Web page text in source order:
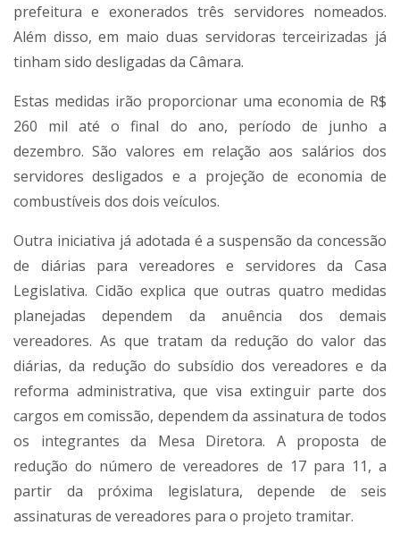
prefeitura e exonerados três servidores nomeados.
Além disso, em maio duas servidoras terceirizadas já
tinham sido desligadas da Câmara.
Estas medidas irão proporcionar uma economia de R$
260 mil até o final do ano, período de junho a
dezembro. São valores em relação aos salários dos
servidores desligados e a projeção de economia de
combustíveis dos dois veículos.
Outra iniciativa já adotada é a suspensão da concessão
de diárias para vereadores e servidores da Casa
Legislativa. Cidão explica que outras quatro medidas
planejadas dependem da anuência dos demais
vereadores. As que tratam da redução do valor das
diárias, da redução do subsídio dos vereadores e da
reforma administrativa, que visa extinguir parte dos
cargos em comissão, dependem da assinatura de todos
os integrantes da Mesa Diretora. A proposta de
redução do número de vereadores de 17 para 11, a
partir da próxima legislatura, depende de seis
assinaturas de vereadores para o projeto tramitar.